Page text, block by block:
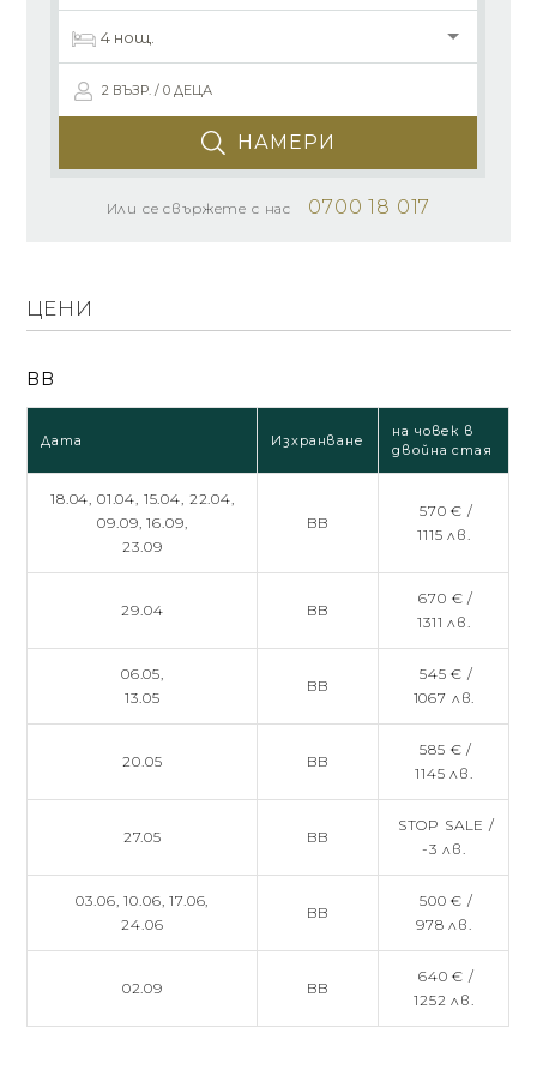
2 ВЪЗР. / 0 ДЕЦА
НАМЕРИ
Или се свържете с нас 0700 18 017
ЦЕНИ
BB
Дата Изхранване
на човек в
двойна стая
18.04, 01.04, 15.04, 22.04,
09.09,16.09,
23.09
BB
570 € /
1115 лв.
29.04 BB
670 € /
1311 лв.
06.05,
13.05
BB
545 € /
1067 лв.
20.05 BB
585 € /
1145 лв.
27.05 BB
STOP SALE /
-3 лв.
03.06,10.06,17.06,
24.06
BB
500 € /
978 лв.
02.09 BB
640 € /
1252 лв.